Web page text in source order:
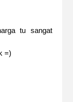
tu sangat
=)